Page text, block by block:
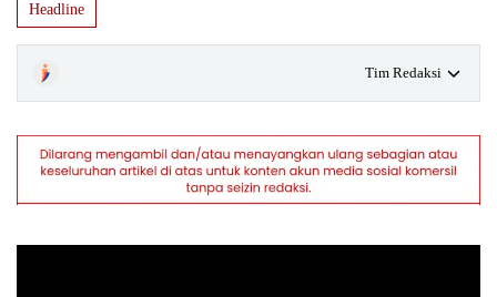
Headline
Tim Redaksi